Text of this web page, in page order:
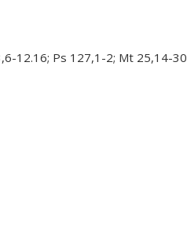
12.16; Ps 127,1-2; Mt 25,14-30